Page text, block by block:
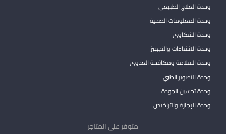
وحدة العلاج الطبيعي
وحدة المعلومات الصحية
وحدة الشكاوي
وحدة الانشاءات والتجهيز
وحدة السلامة ومكافحة العدوى
وحدة التصوير الطبي
وحدة تحسين الجودة
وحدة الإجازة والتراخيص
متوفر على المتاجر